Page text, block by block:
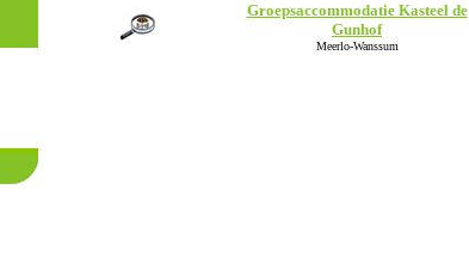
Groepsaccommodatie Kasteel de
Gunhof
Meerlo-Wanssum